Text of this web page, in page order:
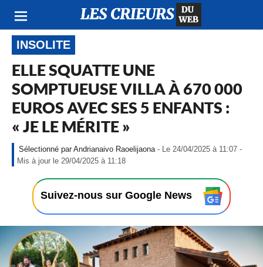
INSOLITE
ELLE SQUATTE UNE
SOMPTUEUSE VILLA À 670 000
EUROS AVEC SES 5 ENFANTS :
« JE LE MÉRITE »
Andrianaivo Raoelijaona - Le 24/04/2025 à 11:07 -
Mis à jour le 29/04/2025 à 11:18
2
/
0
4
/
2
Suivez-nous sur Google News